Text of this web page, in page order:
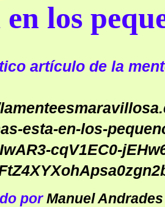
en los
artículo de la
esta-en-los-
cqV1EC0-
porManuel